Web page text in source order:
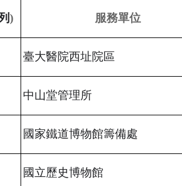
) 服務單位
臺大醫院西址院區
中山堂管理所
國家鐵道博物館籌備處
國立歷史博物館